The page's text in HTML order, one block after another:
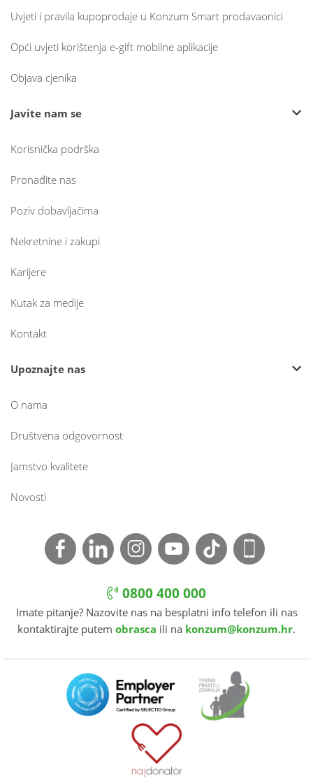
Uvjeti i pravila kupoprodaje u Konzum Smart prodavaonici
Opći uvjeti korištenja e-gift mobilne aplikacije
Objava cjenika
Javite nam se
Korisnička podrška
Pronađite nas
Poziv dobavljačima
Nekretnine i zakupi
Karijere
Kutak za medije
Kontakt
Upoznajte nas
O nama
Društvena odgovornost
Jamstvo kvalitete
Novosti
0800 400 000
Imate pitanje? Nazovite nas na besplatni info telefon ili nas
kontaktirajte putem obrasca ili na konzum@konzum.hr.